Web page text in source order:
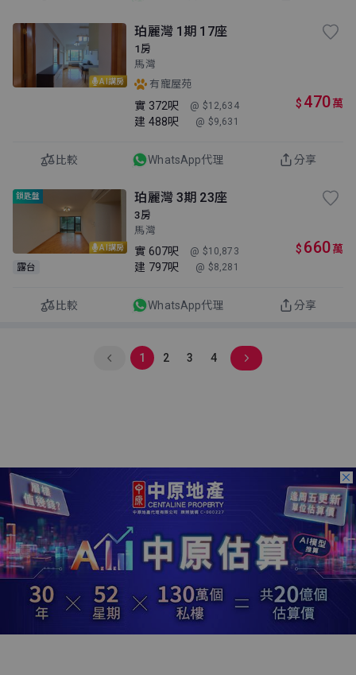
AI講房
珀麗灣 1期 17座
1房
馬灣
有寵屋苑
實 372呎 @ $12,634
建 488呎 @ $9,631
$ 470萬
比較 WhatsApp代理 分享
AI講房
鎖匙盤
露台
珀麗灣 3期 23座
3房
馬灣
實 607呎 @ $10,873
建 797呎 @ $8,281
$ 660萬
比較 WhatsApp代理 分享
1 2 3 4